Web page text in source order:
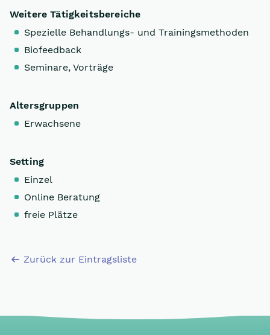
Weitere Tätigkeitsbereiche
Spezielle Behandlungs- und Trainingsmethoden
Biofeedback
Seminare, Vorträge
Altersgruppen
Erwachsene
Setting
Einzel
Online Beratung
freie Plätze
Zurück zur Eintragsliste